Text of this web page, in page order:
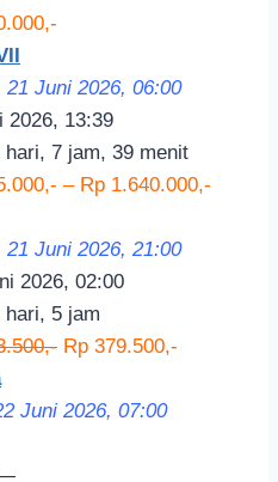
Juni 2026, 06:00
2026, 13:39
7 jam, 39 menit
– Rp 1.640.000,-
Juni 2026, 21:00
2026, 02:00
hari, 5 jam
Rp 379.500,-
Juni 2026, 07:00